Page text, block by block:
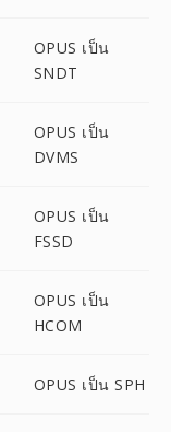
OPUS เป็น
SNDT
OPUS เป็น
DVMS
OPUS เป็น
FSSD
OPUS เป็น
HCOM
OPUS เป็น SPH